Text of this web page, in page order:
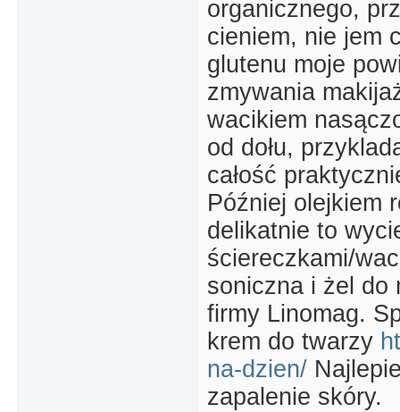
organicznego,
cieniem, nie jem
glutenu moje
zmywania
wacikiem
od dołu,
całość
Później olejkiem
delikatnie to
ściereczkami/
soniczna i żel do
firmy Linomag.
krem do twarzy
na-dzien/
zapalenie skóry.